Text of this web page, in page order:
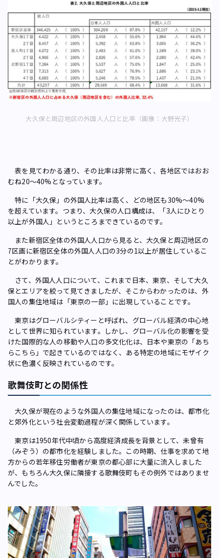
大久保と周辺地区の外国人人口と比率（画像：大野光子）
表を見てわかる通り、その比率は非常に高く、各地区ではおお
むね20～40%となっています。
特に「大久保」の外国人比率は高く、どの地区も30%～40%
を超えています。つまり、大久保の人口構成は、「3人にひとり
以上が外国人」というところまできているのです。
また新宿区全体の外国人人口から見ると、大久保と周辺地区の
7区画に新宿区全体の外国人人口の3分の1以上が居住しているこ
とがわかります。
さて、外国人人口について、これまで日本、東京、そして大久
保とエリアを絞って見てきましたが、そこからわかったのは、外
国人の集住地域は「東京の一部」に出現していることです。
東京はグローバルシティーと呼ばれ、グローバル経済の中心地
として世界に知られています。しかし、グローバル化の影響を受
けた国際的な人の移動や人口の多文化化は、日本や東京の「あち
らこちら」で起きているのではなく、ある特定の地域にモザイク
状に色濃く反映されているのです。
歌舞伎町との関係性
大久保が現在のような外国人の集住地域になったのは、都市化
と郊外化という社会変動過程が深く関係しています。
東京は1950年代中頃から高度経済成長を背景として、未曾有
（みぞう）の都市化を経験しました。この時期、仕事を求めて地
方からの若年移住労働者が東京の都心部に大量に流入しました
が、もちろん大久保に隣接する歌舞伎町もその例外ではありませ
んでした。